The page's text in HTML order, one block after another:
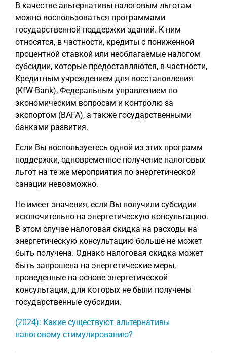
В качестве альтернативы налоговым льготам
можно воспользоваться программами
государственной поддержки зданий. К ним
относятся, в частности, кредиты с пониженной
процентной ставкой или необлагаемые налогом
субсидии, которые предоставляются, в частности,
Кредитным учреждением для восстановления
(KfW-Bank), Федеральным управлением по
экономическим вопросам и контролю за
экспортом (BAFA), а также государственными
банками развития.
Если Вы воспользуетесь одной из этих программ
поддержки, одновременное получение налоговых
льгот на те же мероприятия по энергетической
санации невозможно.
Не имеет значения, если Вы получили субсидии
исключительно на энергетическую консультацию.
В этом случае налоговая скидка на расходы на
энергетическую консультацию больше не может
быть получена. Однако налоговая скидка может
быть запрошена на энергетические меры,
проведенные на основе энергетической
консультации, для которых не были получены
государственные субсидии.
(2024): Какие существуют альтернативы
налоговому стимулированию?